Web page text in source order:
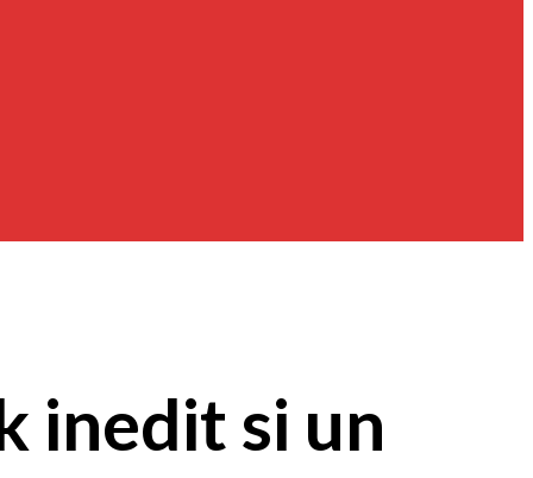
inedit si un